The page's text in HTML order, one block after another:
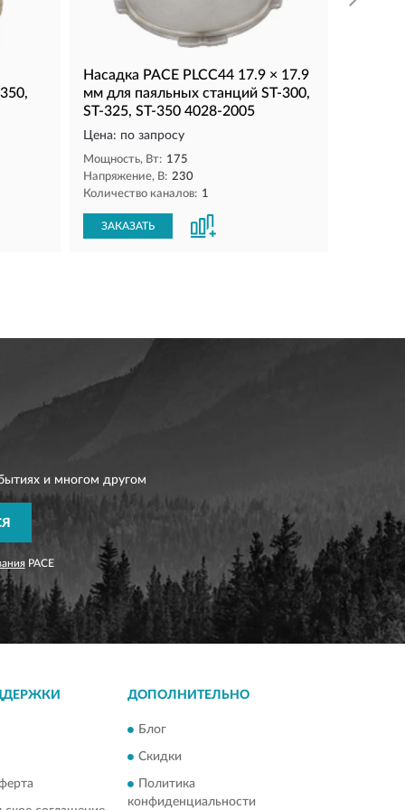
Насадка PACE PLCC44 17.9 × 17.9
мм для паяльных станций ST-300,
ST-325, ST-350 4028-2005
Цена: по запросу
Мощность, Вт: 175
Напряжение, В: 230
Количество каналов: 1
ЗАКАЗАТЬ
и многом другом
PACE
ДОПОЛНИТЕЛЬНО
Блог
Скидки
Политика
конфиденциальности